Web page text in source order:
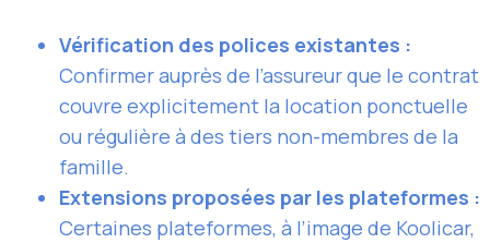
Vérification des polices existantes :
Confirmer auprès de l’assureur que le contrat
couvre explicitement la location ponctuelle
ou régulière à des tiers non-membres de la
famille.
Extensions proposées par les plateformes :
Certaines plateformes, à l’image de Koolicar,